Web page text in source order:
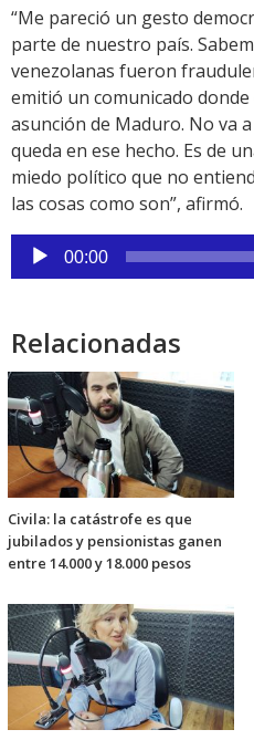
“Me pareció un gesto
parte de nuestro país.
venezolanas fueron
emitió un comunicado donde
asunción de Maduro. No va
queda en ese hecho. Es de
miedo político que no
las cosas como son”, afirmó.
Reproductor
de
00:00
Relacionadas
Civila: la catástrofe es que
jubilados y pensionistas ganen
entre 14.000 y 18.000 pesos